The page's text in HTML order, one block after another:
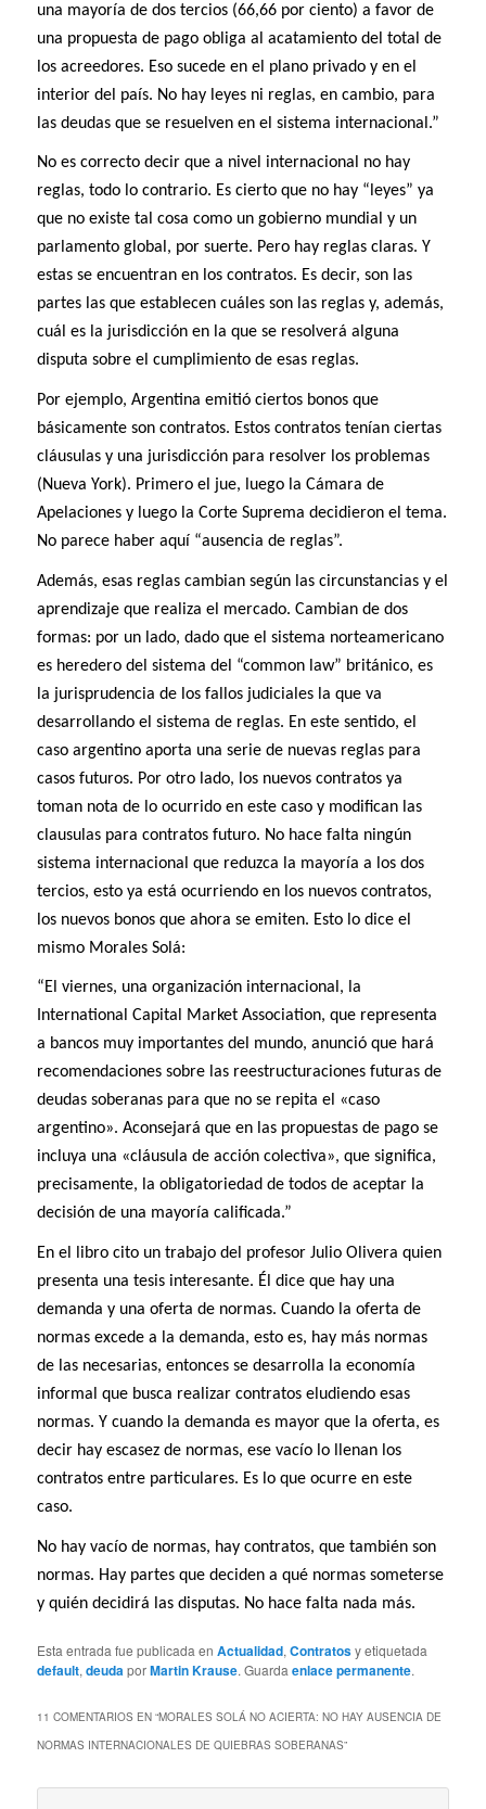
una mayoría de dos tercios (66,66 por ciento) a favor de
una propuesta de pago obliga al acatamiento del total de
los acreedores. Eso sucede en el plano privado y en el
interior del país. No hay leyes ni reglas, en cambio, para
las deudas que se resuelven en el sistema internacional.”
No es correcto decir que a nivel internacional no hay
reglas, todo lo contrario. Es cierto que no hay “leyes” ya
que no existe tal cosa como un gobierno mundial y un
parlamento global, por suerte. Pero hay reglas claras. Y
estas se encuentran en los contratos. Es decir, son las
partes las que establecen cuáles son las reglas y, además,
cuál es la jurisdicción en la que se resolverá alguna
disputa sobre el cumplimiento de esas reglas.
Por ejemplo, Argentina emitió ciertos bonos que
básicamente son contratos. Estos contratos tenían ciertas
cláusulas y una jurisdicción para resolver los problemas
(Nueva York). Primero el jue, luego la Cámara de
Apelaciones y luego la Corte Suprema decidieron el tema.
No parece haber aquí “ausencia de reglas”.
Además, esas reglas cambian según las circunstancias y el
aprendizaje que realiza el mercado. Cambian de dos
formas: por un lado, dado que el sistema norteamericano
es heredero del sistema del “common law” británico, es
la jurisprudencia de los fallos judiciales la que va
desarrollando el sistema de reglas. En este sentido, el
caso argentino aporta una serie de nuevas reglas para
casos futuros. Por otro lado, los nuevos contratos ya
toman nota de lo ocurrido en este caso y modifican las
clausulas para contratos futuro. No hace falta ningún
sistema internacional que reduzca la mayoría a los dos
tercios, esto ya está ocurriendo en los nuevos contratos,
los nuevos bonos que ahora se emiten. Esto lo dice el
mismo Morales Solá:
“El viernes, una organización internacional, la
International Capital Market Association, que representa
a bancos muy importantes del mundo, anunció que hará
recomendaciones sobre las reestructuraciones futuras de
deudas soberanas para que no se repita el «caso
argentino». Aconsejará que en las propuestas de pago se
incluya una «cláusula de acción colectiva», que significa,
precisamente, la obligatoriedad de todos de aceptar la
decisión de una mayoría calificada.”
En el libro cito un trabajo del profesor Julio Olivera quien
presenta una tesis interesante. Él dice que hay una
demanda y una oferta de normas. Cuando la oferta de
normas excede a la demanda, esto es, hay más normas
de las necesarias, entonces se desarrolla la economía
informal que busca realizar contratos eludiendo esas
normas. Y cuando la demanda es mayor que la oferta, es
decir hay escasez de normas, ese vacío lo llenan los
contratos entre particulares. Es lo que ocurre en este
caso.
No hay vacío de normas, hay contratos, que también son
normas. Hay partes que deciden a qué normas someterse
y quién decidirá las disputas. No hace falta nada más.
Esta entrada fue publicada enActualidad,Contratosy etiquetada
default,deudaporMartin Krause. Guardaenlace permanente.
11 COMENTARIOS EN “MORALES SOLÁ NO ACIERTA: NO HAY AUSENCIA DE
NORMAS INTERNACIONALES DE QUIEBRAS SOBERANAS”